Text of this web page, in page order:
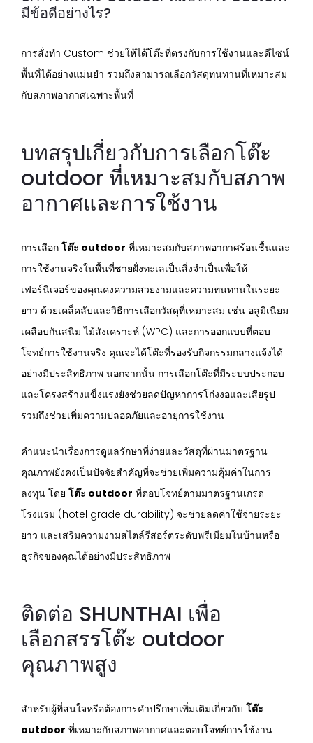
มีข้อดีอย่างไร?
การสั่งทำ Custom ช่วยให้ได้โต๊ะที่ตรงกับการใช้งานและดีไซน์
พื้นที่ได้อย่างแม่นยำ รวมถึงสามารถเลือกวัสดุทนทานที่เหมาะสม
กับสภาพอากาศเฉพาะพื้นที่
บทสรุปเกี่ยวกับการเลือกโต๊ะ
outdoor ที่เหมาะสมกับสภาพ
อากาศและการใช้งาน
การเลือก โต๊ะ outdoor ที่เหมาะสมกับสภาพอากาศร้อนชื้นและ
การใช้งานจริงในพื้นที่ชายฝั่งทะเลเป็นสิ่งจำเป็นเพื่อให้
เฟอร์นิเจอร์ของคุณคงความสวยงามและความทนทานในระยะ
ยาว ด้วยเคล็ดลับและวิธีการเลือกวัสดุที่เหมาะสม เช่น อลูมิเนียม
เคลือบกันสนิม ไม้สังเคราะห์ (WPC) และการออกแบบที่ตอบ
โจทย์การใช้งานจริง คุณจะได้โต๊ะที่รองรับกิจกรรมกลางแจ้งได้
อย่างมีประสิทธิภาพ นอกจากนั้น การเลือกโต๊ะที่มีระบบประกอบ
และโครงสร้างแข็งแรงยังช่วยลดปัญหาการโก่งงอและเสียรูป
รวมถึงช่วยเพิ่มความปลอดภัยและอายุการใช้งาน
คำแนะนำเรื่องการดูแลรักษาที่ง่ายและวัสดุที่ผ่านมาตรฐาน
คุณภาพยังคงเป็นปัจจัยสำคัญที่จะช่วยเพิ่มความคุ้มค่าในการ
ลงทุน โดย โต๊ะ outdoor ที่ตอบโจทย์ตามมาตรฐานเกรด
โรงแรม (hotel grade durability) จะช่วยลดค่าใช้จ่ายระยะ
ยาว และเสริมความงามสไตล์รีสอร์ตระดับพรีเมียมในบ้านหรือ
ธุรกิจของคุณได้อย่างมีประสิทธิภาพ
ติดต่อ SHUNTHAI เพื่อ
เลือกสรรโต๊ะ outdoor
คุณภาพสูง
สำหรับผู้ที่สนใจหรือต้องการคำปรึกษาเพิ่มเติมเกี่ยวกับ โต๊ะ
outdoor ที่เหมาะกับสภาพอากาศและตอบโจทย์การใช้งาน